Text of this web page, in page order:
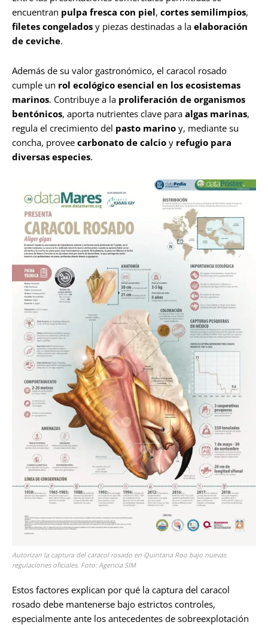
encuentran pulpa fresca con piel, cortes semilimpios,
filetes congelados y piezas destinadas a la elaboración
de ceviche.
Además de su valor gastronómico, el caracol rosado
cumple un rol ecológico esencial en los ecosistemas
marinos. Contribuye a la proliferación de organismos
bentónicos, aporta nutrientes clave para algas marinas,
regula el crecimiento del pasto marino y, mediante su
concha, provee carbonato de calcio y refugio para
diversas especies.
Autorizan la captura del caracol rosado en Quintana Roo bajo nuevas
regulaciones oficiales. Foto: Agencia SIM
Estos factores explican por qué la captura del caracol
rosado debe mantenerse bajo estrictos controles,
especialmente ante los antecedentes de sobreexplotación